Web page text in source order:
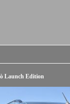
Launch Edition